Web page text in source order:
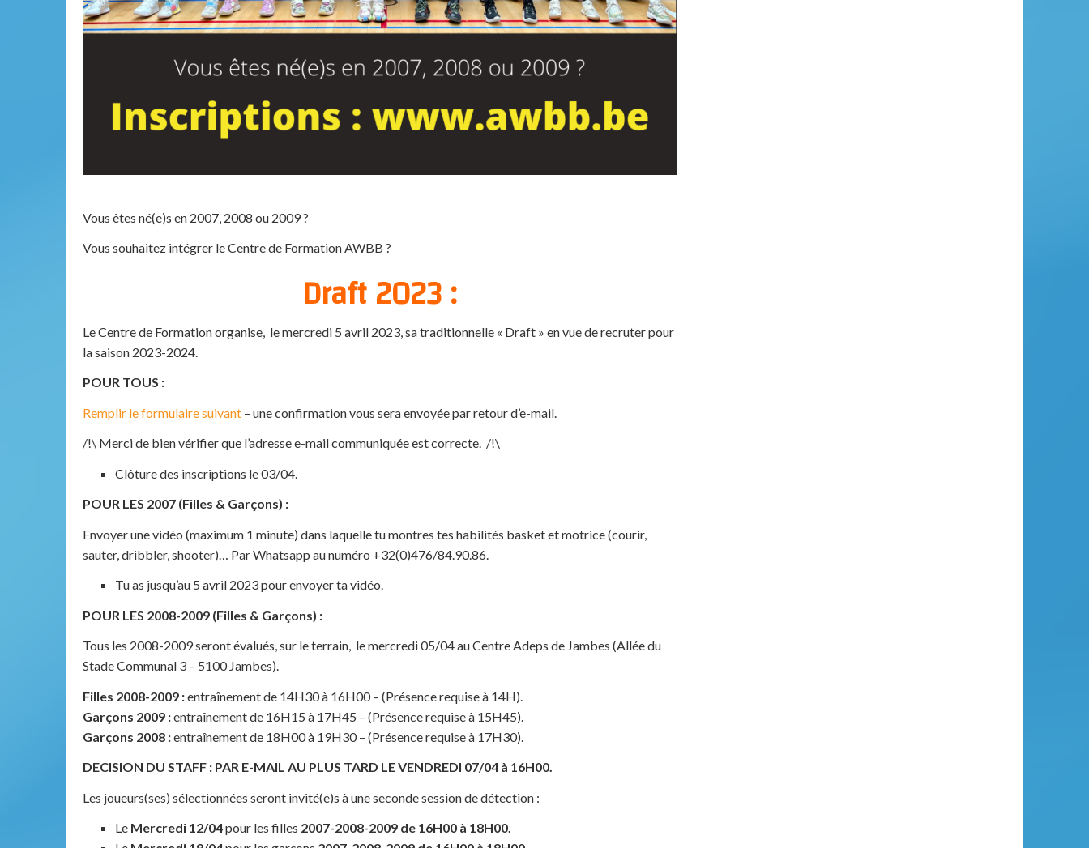
Vous êtes né(e)s en 2007, 2008 ou 2009 ?
Vous souhaitez intégrer le Centre de Formation AWBB ?
Draft 2023 :
Le Centre de Formation organise, le mercredi 5 avril 2023, sa traditionnelle « Draft » en vue de recruter pour
la saison 2023-2024.
POUR TOUS :
Remplir le formulaire suivant – une confirmation vous sera envoyée par retour d’e-mail.
/!\ Merci de bien vérifier que l’adresse e-mail communiquée est correcte. /!\
Clôture des inscriptions le 03/04.
POUR LES 2007 (Filles & Garçons) :
Envoyer une vidéo (maximum 1 minute) dans laquelle tu montres tes habilités basket et motrice (courir,
sauter, dribbler, shooter)… Par Whatsapp au numéro +32(0)476/84.90.86.
Tu as jusqu’au 5 avril 2023 pour envoyer ta vidéo.
POUR LES 2008-2009 (Filles & Garçons) :
Tous les 2008-2009 seront évalués, sur le terrain, le mercredi 05/04 au Centre Adeps de Jambes (Allée du
Stade Communal 3 – 5100 Jambes).
Filles 2008-2009 :entraînement de 14H30 à 16H00 – (Présence requise à 14H).
Garçons 2009 :entraînement de 16H15 à 17H45 – (Présence requise à 15H45).
Garçons 2008 :entraînement de 18H00 à 19H30 – (Présence requise à 17H30).
DECISION DU STAFF : PAR E-MAIL AU PLUS TARD LE VENDREDI 07/04 à 16H00.
Les joueurs(ses) sélectionnées seront invité(e)s à une seconde session de détection :
Le Mercredi 12/04pour les filles 2007-2008-2009 de 16H00 à 18H00.